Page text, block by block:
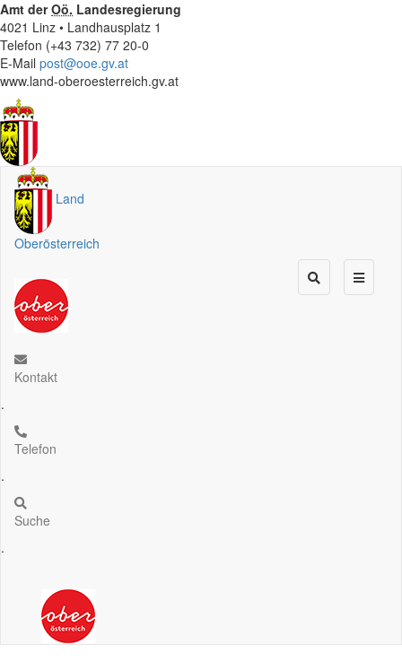
Amt derOö. Landesregierung
4021 Linz • Landhausplatz 1
Telefon (+43 732) 77 20-0
E-Mail post@ooe.gv.at
www.land-oberoesterreich.gv.at
Land
Oberösterreich
Kontakt
.
Telefon
.
Suche
.